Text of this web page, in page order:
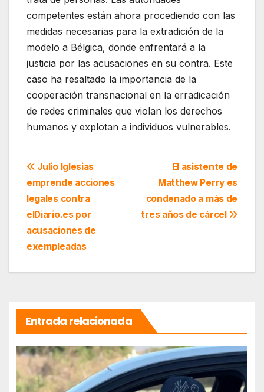
competentes están ahora procediendo con las
medidas necesarias para la extradición de la
modelo a Bélgica, donde enfrentará a la
justicia por las acusaciones en su contra. Este
caso ha resaltado la importancia de la
cooperación transnacional en la erradicación
de redes criminales que violan los derechos
humanos y explotan a individuos vulnerables.
Navegación
de
entradas
El asistente de
Matthew Perry es
condenado a más de
tres años de cárcel
Julio Iglesias
emprende acciones
legales contra
elDiario.es por
acusaciones de
exempleadas
Entrada relacionada